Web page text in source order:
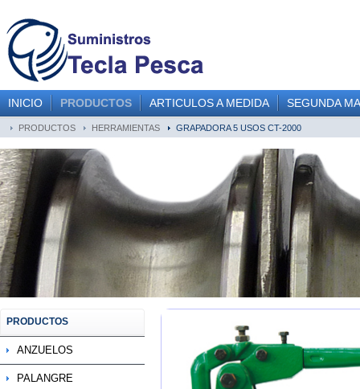
INICIO PRODUCTOS ARTICULOS A MEDIDA SEGUNDA
PRODUCTOS HERRAMIENTAS GRAPADORA 5 USOS CT-2000
PRODUCTOS
ANZUELOS
PALANGRE